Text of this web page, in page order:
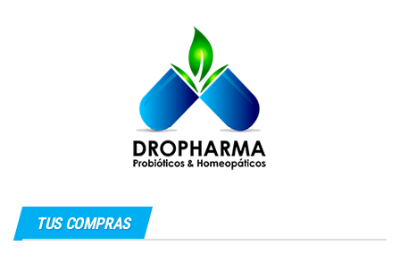
TUS COMPRAS